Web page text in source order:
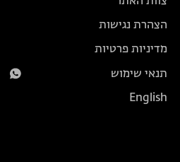
הצהרת נגישות
מדיניות פרטיות
תנאי שימוש
English